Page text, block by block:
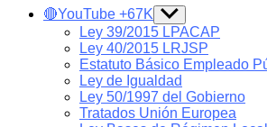
🔴YouTube +67K Show
sub
menu
Ley 39/2015 LPACAP
Ley 40/2015 LRJSP
Estatuto Básico Empleado
Ley de Igualdad
Ley 50/1997 del Gobierno
Tratados Unión Europea